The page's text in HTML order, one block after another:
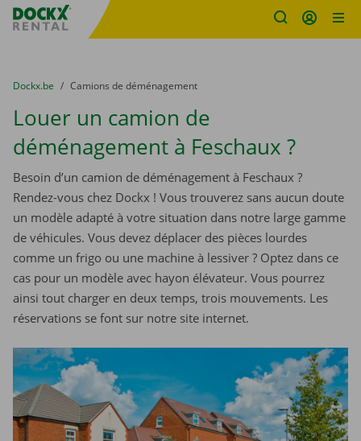
sitename
You are here:
du
Dockx.be to
Camions de déménagement
Louer un camion de
déménagement à Feschaux ?
Besoin d’un camion de déménagement à Feschaux ?
Rendez-vous chez Dockx ! Vous trouverez sans aucun doute
un modèle adapté à votre situation dans notre large gamme
de véhicules. Vous devez déplacer des pièces lourdes
comme un frigo ou une machine à lessiver ? Optez dans ce
cas pour un modèle avec hayon élévateur. Vous pourrez
ainsi tout charger en deux temps, trois mouvements. Les
réservations se font sur notre site internet.